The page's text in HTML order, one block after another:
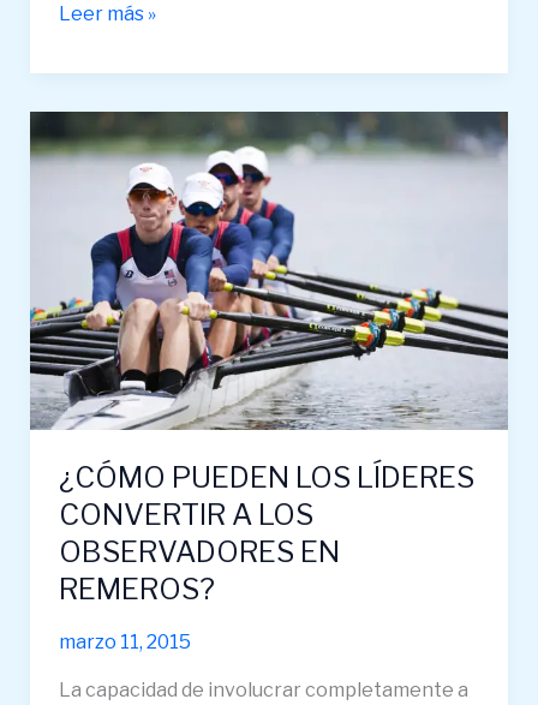
Leer más »
¿CÓMO PUEDEN LOS LÍDERES
CONVERTIR A LOS
OBSERVADORES EN
REMEROS?
marzo 11, 2015
La capacidad de involucrar completamente a
PUEDEN
LÍDERES
CONVERTIR
LOS
OBSERVADORES
EN
REMEROS?